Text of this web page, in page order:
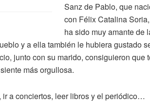
Sanz de Pablo, que
con Félix Catalina
ha sido muy amante de
y a ella también le hubiera gustado
junto con su marido, consiguieron que
más orgullosa.
ir a conciertos, leer libros y el periódico…